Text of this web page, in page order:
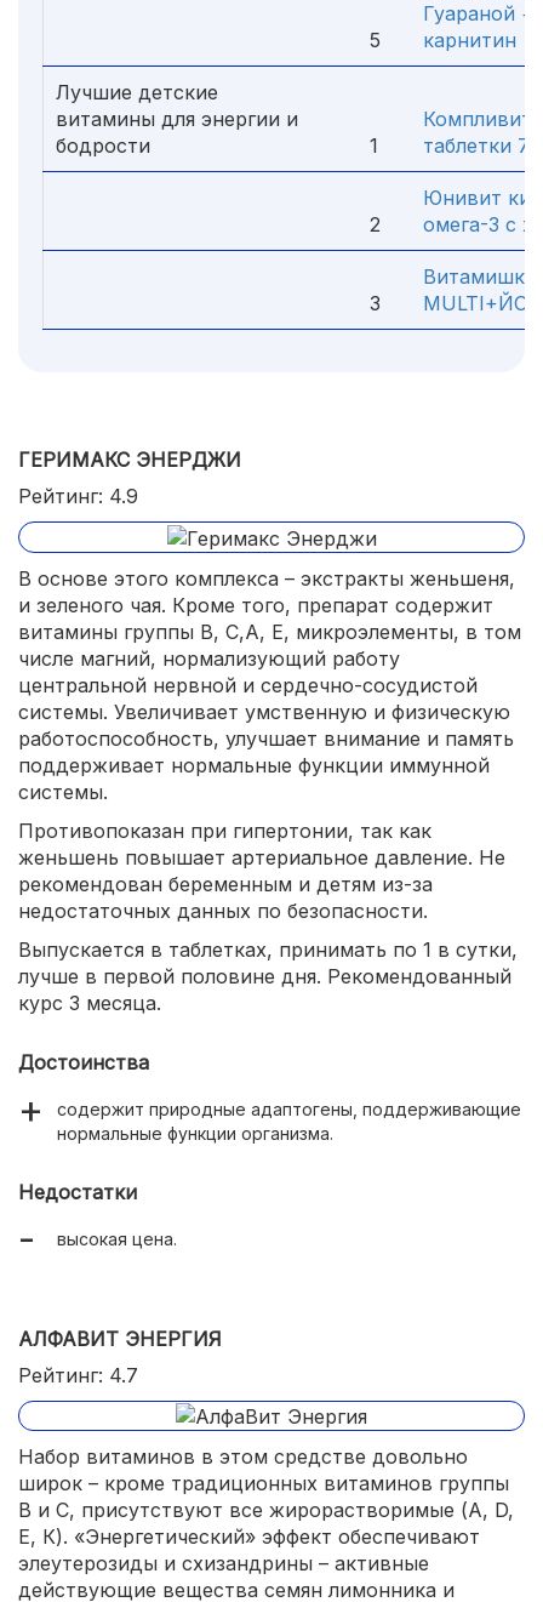
5
Гуараной +
карнитин
Лучшие детские
витамины для энергии и
бодрости
1
Компливит
таблетки 7+
2
Юнивит
омега-3 с
3
Витамишки
ГЕРИМАКС ЭНЕРДЖИ
Рейтинг: 4.9
В основе этого комплекса – экстракты женьшеня,
и зеленого чая. Кроме того, препарат содержит
витамины группы В, С,А, Е, микроэлементы, в том
числе магний, нормализующий работу
центральной нервной и сердечно-сосудистой
системы. Увеличивает умственную и физическую
работоспособность, улучшает внимание и память
поддерживает нормальные функции иммунной
системы.
Противопоказан при гипертонии, так как
женьшень повышает артериальное давление. Не
рекомендован беременным и детям из-за
недостаточных данных по безопасности.
Выпускается в таблетках, принимать по 1 в сутки,
лучше в первой половине дня. Рекомендованный
курс 3 месяца.
Достоинства
содержит природные адаптогены, поддерживающие
нормальные функции организма.
Недостатки
высокая цена.
АЛФАВИТ ЭНЕРГИЯ
Рейтинг: 4.7
Набор витаминов в этом средстве довольно
широк – кроме традиционных витаминов группы
В и С, присутствуют все жирорастворимые (А, D,
Е, К). «Энергетический» эффект обеспечивают
элеутерозиды и схизандрины – активные
действующие вещества семян лимонника и